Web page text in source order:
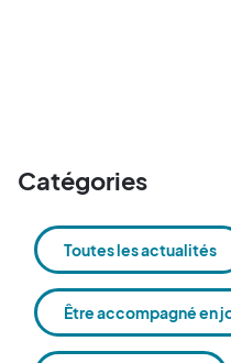
Catégories
Toutes les actualités
Être accompagné en